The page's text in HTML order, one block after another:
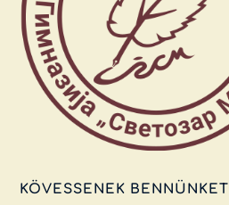
KÖVESSENEK BENNÜNKET